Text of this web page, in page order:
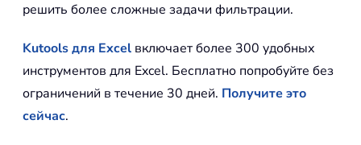
решить более сложные задачи фильтрации.
Kutools для Excel включает более 300 удобных
инструментов для Excel. Бесплатно попробуйте без
ограничений в течение 30 дней. Получите это
сейчас.